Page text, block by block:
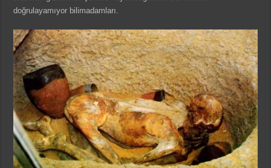
doğrulayamıyor bilimadamları.